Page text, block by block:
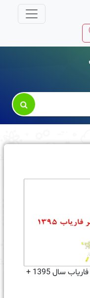

نقشه شیپ فایل بلوک آماری شهر فاریاب سال 1395 +